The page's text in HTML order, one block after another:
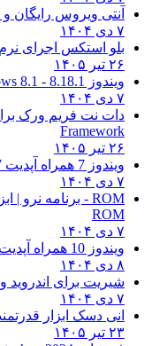
آنتی ویروس رایگان و
۷ دی ۱۴۰۴
بلو استکس اجرای نرم
۲۶ تیر ۱۴۰۵
ویندوز 8.1
8.1 - Microsoft Windows 8.1
۷ دی ۱۴۰۴
دات نت فریم ورک
Framework
۲۶ تیر ۱۴۰۵
ویندوز 7 همراه آپدیت 7 SP1
۷ دی ۱۴۰۴
ROM - برنامه نرو | ابزار رایت حرفه ای و
ROM
۷ دی ۱۴۰۴
ویندوز 10 همراه آپدیت 10 22H2
۸ دی ۱۴۰۴
شیریت برای اندروید و
۷ دی ۱۴۰۴
انی دسک ابزار
۲۳ تیر ۱۴۰۵